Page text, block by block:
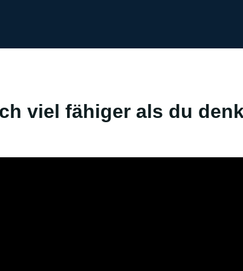
viel fähiger als du